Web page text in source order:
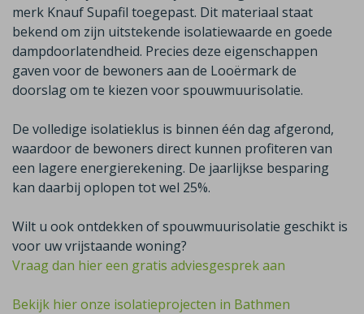
merk Knauf Supafil toegepast. Dit materiaal staat
bekend om zijn uitstekende isolatiewaarde en goede
dampdoorlatendheid. Precies deze eigenschappen
gaven voor de bewoners aan de Looërmark de
doorslag om te kiezen voor spouwmuurisolatie.
De volledige isolatieklus is binnen één dag afgerond,
waardoor de bewoners direct kunnen profiteren van
een lagere energierekening. De jaarlijkse besparing
kan daarbij oplopen tot wel 25%.
Wilt u ook ontdekken of spouwmuurisolatie geschikt is
voor uw vrijstaande woning?
Vraag dan hier een gratis adviesgesprek aan
Bekijk hier onze isolatieprojecten in Bathmen